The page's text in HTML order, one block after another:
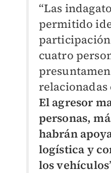
“Las
permitido
cuatro
relacionadas
El agresor
personas,
habrán
logística y
los vehículos